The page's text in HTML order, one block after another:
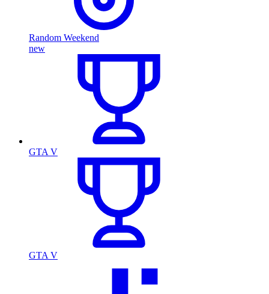
Random Weekend
new
GTA V
GTA V